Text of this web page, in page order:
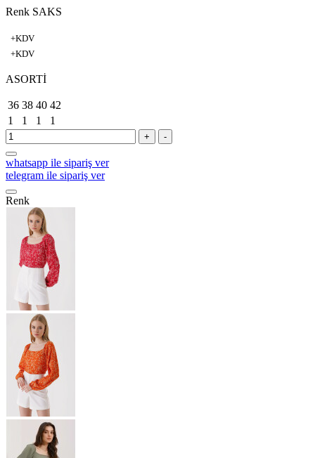
Renk SAKS
+KDV
+KDV
ASORTİ
36 38 40 42
1
1 1 1
+ -
whatsapp ile sipariş ver
telegram ile sipariş ver
Renk